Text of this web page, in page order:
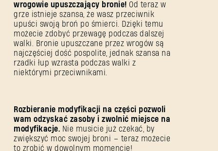
wrogowie upuszczający bronie! Od teraz w
grze istnieje szansa, że wasz przeciwnik
upuści swoją broń po śmierci. Dzięki temu
możecie zdobyć przewagę podczas dalszej
walki. Bronie upuszczane przez wrogów są
najczęściej dość pospolite, jednak szansa na
rzadki łup wzrasta podczas walki z
niektórymi przeciwnikami.
Rozbieranie modyfikacji na części pozwoli
wam odzyskać zasoby i zwolnić miejsce na
modyfikacje. Nie musicie już czekać, by
zwiększyć moc swojej broni – teraz możecie
to zrobić w dowolnym momencie!